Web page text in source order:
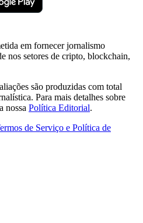
em fornecer jornalismo
nos setores de cripto, blockchain,
são produzidas com total
Para mais detalhes sobre
nossa Política Editorial.
de Serviço e Política de